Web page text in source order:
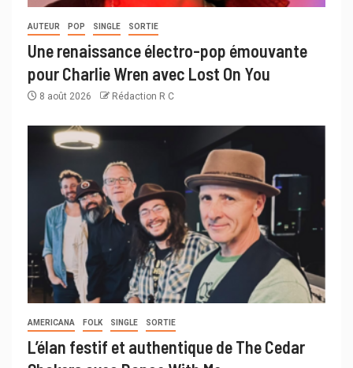
AUTEUR POP SINGLE SORTIE
Une renaissance électro-pop émouvante
pour Charlie Wren avec Lost On You
8 août 2026 Rédaction R C
AMERICANA FOLK SINGLE SORTIE
L’élan festif et authentique de The Cedar